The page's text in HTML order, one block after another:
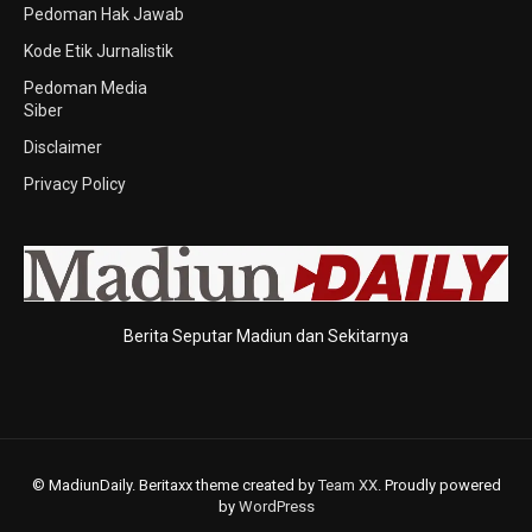
Pedoman Hak Jawab
Kode Etik Jurnalistik
Pedoman Media
Siber
Disclaimer
Privacy Policy
Berita Seputar Madiun dan Sekitarnya
© MadiunDaily. Beritaxx theme created byTeam XX. Proudly powered
by WordPress